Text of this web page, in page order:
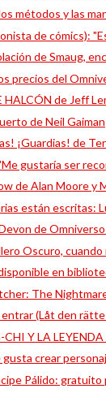
métodos y las
de cómics):
de Smaug,
precios del
de Jeff
de Neil Gaiman
¡Guardias! de
gustaría ser
de Alan Moore y
están escritas:
de
Oscuro,
en
The
(Låt den rätte
Y LA LEYENDA
gusta crear
Pálido: gratuito